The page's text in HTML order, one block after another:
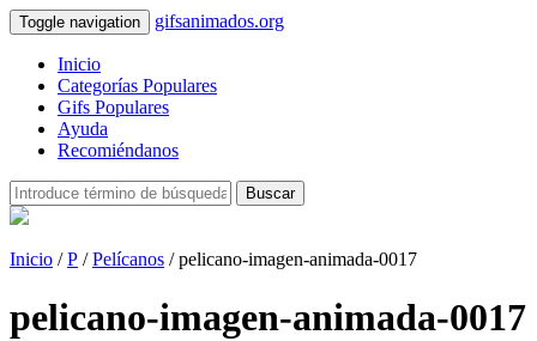
Toggle navigation gifsanimados.org
Inicio
Categorías Populares
Gifs Populares
Ayuda
Recomiéndanos
Buscar
Inicio /P /Pelícanos / pelicano-imagen-animada-0017
pelicano-imagen-animada-0017